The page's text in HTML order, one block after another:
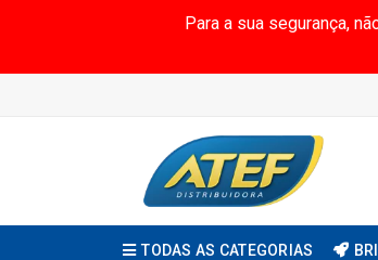
Para a sua segurança,
TODAS AS CATEGORIAS